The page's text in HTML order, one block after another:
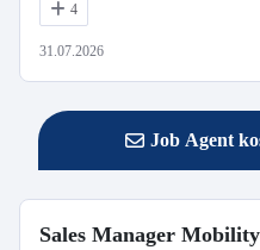
4
31.07.2026
Job Agent
Sales Manager